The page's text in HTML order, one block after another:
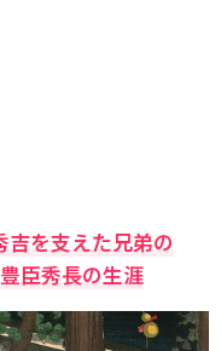
を支えた兄弟の
臣秀長の生涯